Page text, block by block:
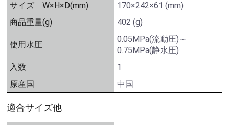
サイズ W×H×D(mm)
170×242×61 (mm)
商品重量(g)
402 (g)
使用水圧
0.05MPa(流動圧)～
0.75MPa(静水圧)
入数
1
原産国
中国
適合サイズ他